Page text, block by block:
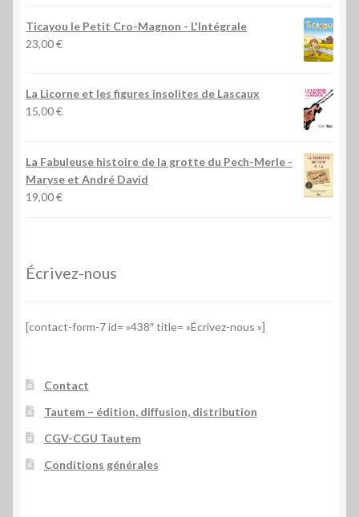
Ticayou le Petit Cro-Magnon - L'Intégrale
23,00€
La Licorne et les figures insolites de Lascaux
15,00€
La Fabuleuse histoire de la grotte du Pech-Merle -
Maryse et André David
19,00€
Écrivez-nous
[contact-form-7 id= »438″ title= »Écrivez-nous »]
Contact
Tautem – édition, diffusion, distribution
CGV-CGU Tautem
Conditions générales